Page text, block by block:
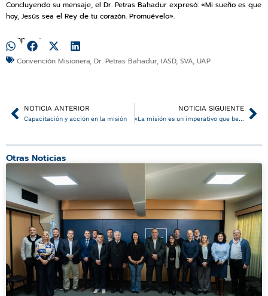
Concluyendo su mensaje, el Dr. Petras Bahadur expresó: «Mi sueño es que
hoy, Jesús sea el Rey de tu corazón. Promuévelo».
Compartir:
Convención Misionera, Dr. Petras Bahadur, IASD, SVA, UAP
AntNOTICIA ANTERIOR
Capacitación y acción en la misión
NOTICIA SIGUIENTE
«La misión es un imperativo que bendice a quien es llamado y a quien es foco del servicio»
Otras Noticias